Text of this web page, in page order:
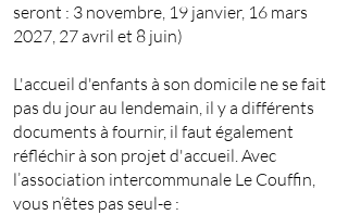
seront : 3 novembre, 19 janvier, 16 mars
2027, 27 avril et 8 juin)
L'accueil d'enfants à son domicile ne se fait
pas du jour au lendemain, il y a différents
documents à fournir, il faut également
réfléchir à son projet d'accueil.Avec
l’association intercommunale Le Couffin,
vous n’êtes pas seul-e :